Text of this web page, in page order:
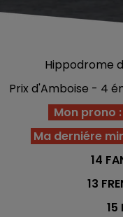
Hippodrome
Prix d'Amboise - 4
Mon prono
Ma derniére
14
13
15